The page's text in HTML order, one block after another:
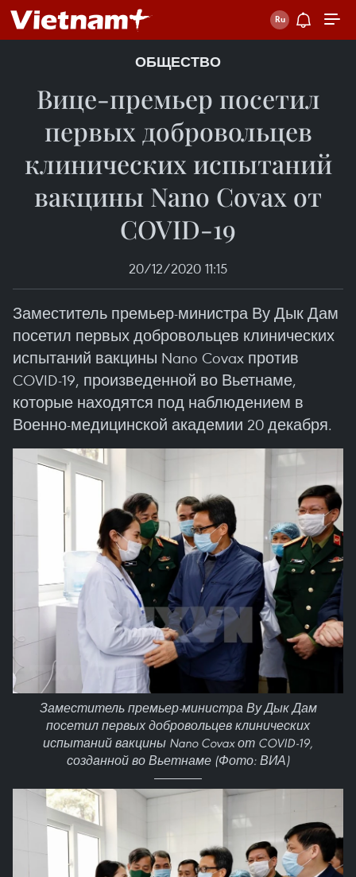
ОБЩЕСТВО
Вице-премьер посетил
первых добровольцев
клинических испытаний
вакцины Nano Covax от
COVID-19
20/12/2020 11:15
Заместитель премьер-министра Ву Дык Дам
посетил первых добровольцев клинических
испытаний вакцины Nano Covax против
COVID-19, произведенной во Вьетнаме,
которые находятся под наблюдением в
Военно-медицинской академии 20 декабря.
Заместитель премьер-министра Ву Дык Дам
посетил первых добровольцев клинических
испытаний вакцины Nano Covax от COVID-19,
созданной во Вьетнаме (Фото: ВИА)